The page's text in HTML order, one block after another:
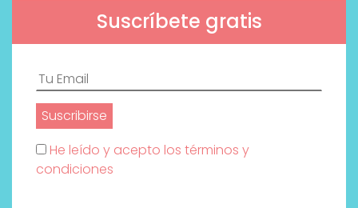
Suscríbete gratis
He leído y acepto los términos y
condiciones